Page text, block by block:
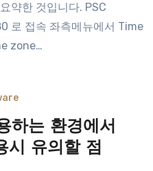
약한 것입니다. PSC
접속 좌측메뉴에서 Time
zone…
하는 환경에서
시 유의할 점